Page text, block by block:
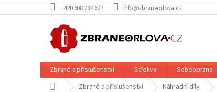
na
+420 608 284 627 info@zbraneorlova.cz
Zbraně a příslušenství Střelivo Sebeobrana
Domů Zbraně a příslušenství Náhradní díly